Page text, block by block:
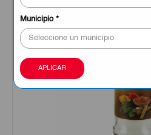
Municipio*
APLICAR